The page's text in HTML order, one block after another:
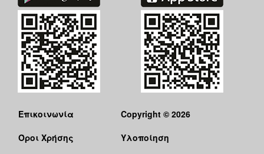
Επικοινωνία
Όροι Χρήσης
Copyright © 2026
Υλοποίηση